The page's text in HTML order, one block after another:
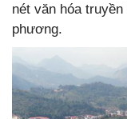
nét văn hóa
phương.